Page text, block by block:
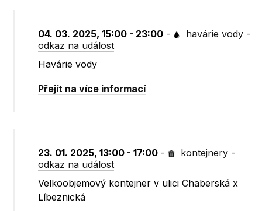
04. 03. 2025, 15:00 - 23:00 - havárie vody -
odkaz na událost
Havárie vody
Přejít na více informací
23. 01. 2025, 13:00 - 17:00 - kontejnery -
odkaz na událost
Velkoobjemový kontejner v ulici Chaberská x
Líbeznická